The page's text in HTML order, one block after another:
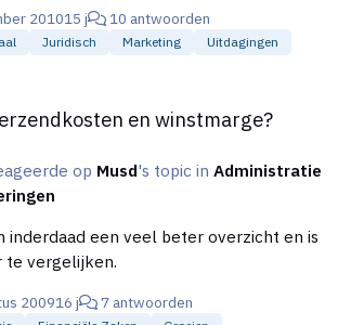
Nu is dit merk niet
Het probleem is het
gemaakt , en laten registreren, die
het tweede woord afwijkend is
de 2 zelfde letters begint.. (laten we
Fietsen maker en
die exact hetzelfde product
geregistreerd bezwaar maken. Toch
201015 j 10 antwoorden
Juridisch Marketing Uitdagingen
en winstmarge?
op Musd's topic inAdministratie
inderdaad een veel beter overzicht en is
te vergelijken.
200916 j 7 antwoorden